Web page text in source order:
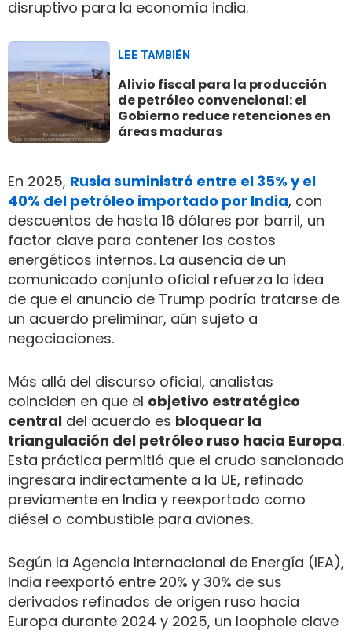
disruptivo para la economía india.
LEE TAMBIÉN
Alivio fiscal para la producción
de petróleo convencional: el
Gobierno reduce retenciones en
áreas maduras
En 2025, Rusia suministró entre el 35% y el
40% del petróleo importado por India, con
descuentos de hasta 16 dólares por barril, un
factor clave para contener los costos
energéticos internos. La ausencia de un
comunicado conjunto oficial refuerza la idea
de que el anuncio de Trump podría tratarse de
un acuerdo preliminar, aún sujeto a
negociaciones.
Más allá del discurso oficial, analistas
coinciden en que el objetivo estratégico
central del acuerdo es bloquear la
triangulación del petróleo ruso hacia Europa.
Esta práctica permitió que el crudo sancionado
ingresara indirectamente a la UE, refinado
previamente en India y reexportado como
diésel o combustible para aviones.
Según la Agencia Internacional de Energía (IEA),
India reexportó entre 20% y 30% de sus
derivados refinados de origen ruso hacia
Europa durante 2024 y 2025, un loophole clave